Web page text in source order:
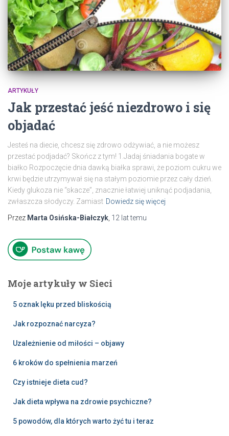
ARTYKUŁY
Jak przestać jeść niezdrowo i się
objadać
Jesteś na diecie, chcesz się zdrowo odżywiać, a nie możesz
przestać podjadać? Skończ z tym! 1.Jadaj śniadania bogate w
białko Rozpoczęcie dnia dawką białka sprawi, że poziom cukru we
krwi będzie utrzymywał się na stałym poziomie przez cały dzień.
Kiedy glukoza nie “skacze”, znacznie łatwiej uniknąć podjadania,
zwłaszcza słodyczy. Zamiast Dowiedz się więcej
Przez Marta Osińska-Białczyk 12 lattemu
Moje artykuły w Sieci
5 oznak lęku przed bliskością
Jak rozpoznać narcyza?
Uzależnienie od miłości – objawy
6 kroków do spełnienia marzeń
Czy istnieje dieta cud?
Jak dieta wpływa na zdrowie psychiczne?
5 powodów, dla których warto żyć tu i teraz